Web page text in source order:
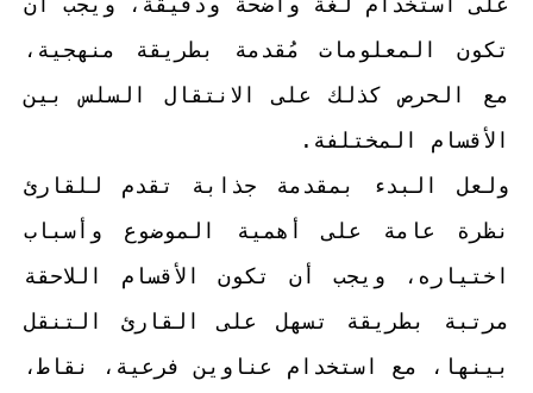
تكون المعلومات مُقدمة بطريقة منهجية،
مع الحرص كذلك على الانتقال السلس بين
الأقسام المختلفة.
ولعل البدء بمقدمة جذابة تقدم للقارئ
نظرة عامة على أهمية الموضوع وأسباب
اختياره، ويجب أن تكون الأقسام اللاحقة
مرتبة بطريقة تسهل على القارئ التنقل
بينها، مع استخدام عناوين فرعية، نقاط،